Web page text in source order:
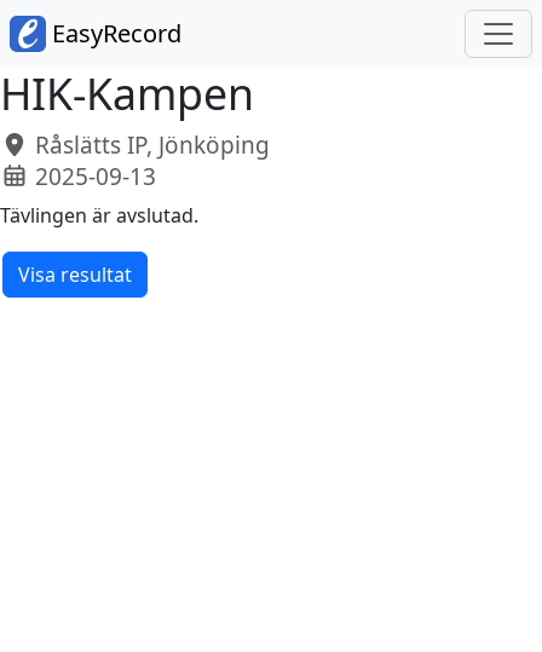
EasyRecord
HIK-Kampen
Råslätts IP, Jönköping
2025-09-13
Tävlingen är avslutad.
Visa resultat